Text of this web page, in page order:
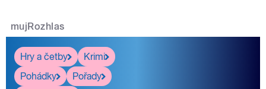
mujRozhlas
Hry a četby
Krimi
Pohádky
Pořady